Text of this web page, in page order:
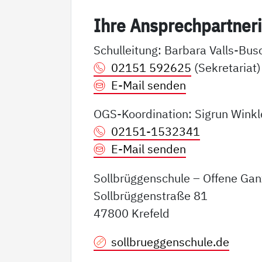
Ih­re
Schulleitung: Barbara Valls-
02151 592625 (Sekretariat)
E-Mail senden
OGS-Koordination: Sigrun
02151-1532341
E-Mail senden
Sollbrüggenschule – Offene
Sollbrüggenstraße 81
47800 Krefeld
sollbrueggenschule.de